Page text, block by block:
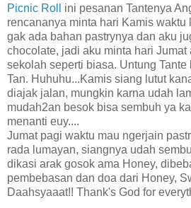
Picnic Roll
ini pesanan Tantenya
rencananya minta hari Kamis waktu
gak ada bahan pastrynya dan aku
chocolate, jadi aku minta hari Jumat
sekolah seperti biasa. Untung
Tan. Huhuhu...Kamis siang lutut
diajak jalan, mungkin karna udah
mudah2an besok bisa sembuh ya
menanti euy....
Jumat pagi waktu mau ngerjain
rada lumayan, siangnya udah
dikasi arak gosok ama Honey,
pembebasan dan doa dari Honey,
Daahsyaaat!! Thank's God for